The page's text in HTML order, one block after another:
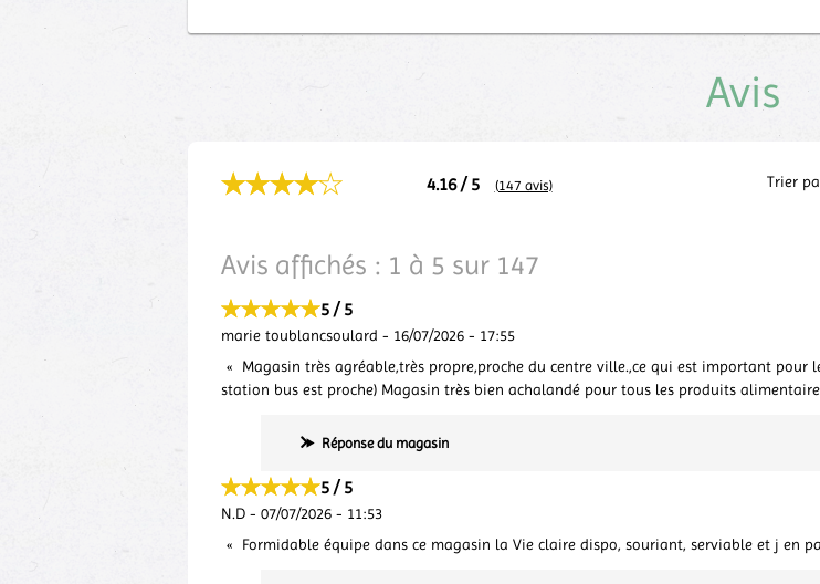
Avis
4.16 / 5 (147 avis) Trier
Avis affichés : 1 à 5 sur 147
5 / 5
marie toublancsoulard - 16/07/2026 - 17:55
Magasin très agréable,très propre,proche du centre ville.,ce qui est important pour
station bus est proche) Magasin très bien achalandé pour tous les produits
Réponse du magasin
5 / 5
N.D - 07/07/2026 - 11:53
Formidable équipe dans ce magasin la Vie claire dispo, souriant, serviable et j en